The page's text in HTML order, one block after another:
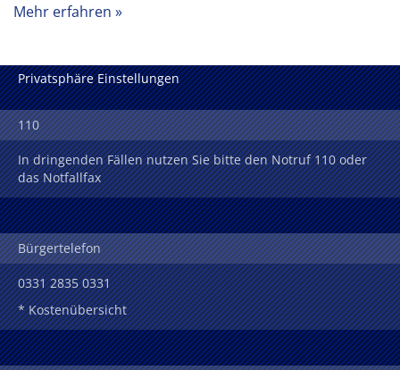
Mehr erfahren
Privatsphäre Einstellungen
110
In dringenden Fällen nutzen Sie bitte den Notruf 110 oder
das Notfallfax
Bürgertelefon
0331 2835 0331
* Kostenübersicht